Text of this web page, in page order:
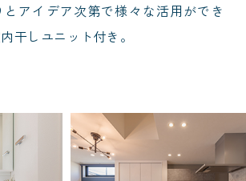
アイデア次第で様々な活用ができ
干しユニット付き。